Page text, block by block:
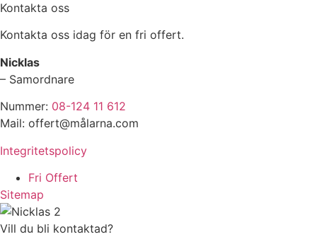
Kontakta oss
Kontakta oss idag för en fri offert.
Nicklas
– Samordnare
Nummer: 08-124 11 612
Mail: offert@målarna.com
Integritetspolicy
Fri Offert
Sitemap
Vill du bli kontaktad?